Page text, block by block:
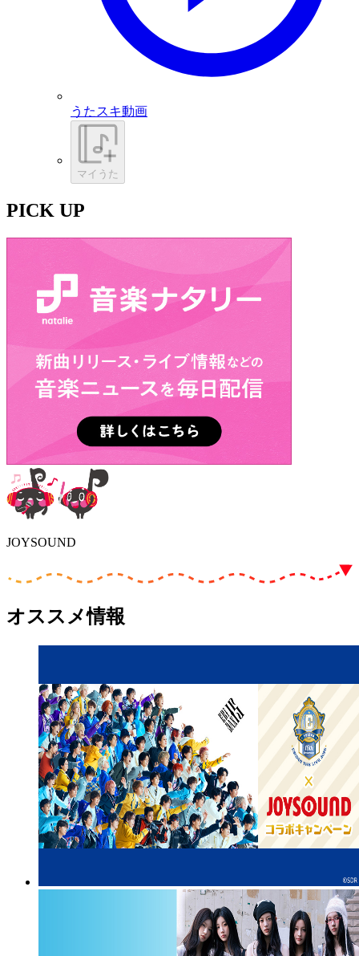
うたスキ動画
マイうた
PICK UP
JOYSOUND
オススメ情報